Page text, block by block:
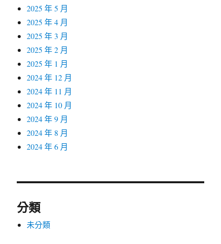
2025 年 5 月
2025 年 4 月
2025 年 3 月
2025 年 2 月
2025 年 1 月
2024 年 12 月
2024 年 11 月
2024 年 10 月
2024 年 9 月
2024 年 8 月
2024 年 6 月
分類
未分類